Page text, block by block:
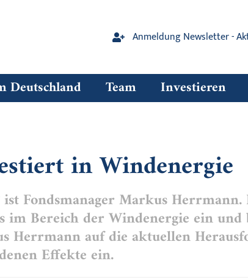
Anmeldung Newsletter -
Deutschland Team Investieren
in Windenergie
Fondsmanager Markus
im Bereich der Windenergie ein
auf die aktuellen
Effekte ein.